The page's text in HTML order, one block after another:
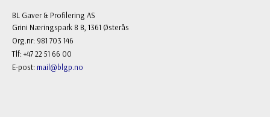
BL Gaver & Profilering AS
Grini Næringspark 8 B, 1361 Østerås
Org.nr: 981 703 146
Tlf: +47 22 51 66 00
E-post: mail@blgp.no